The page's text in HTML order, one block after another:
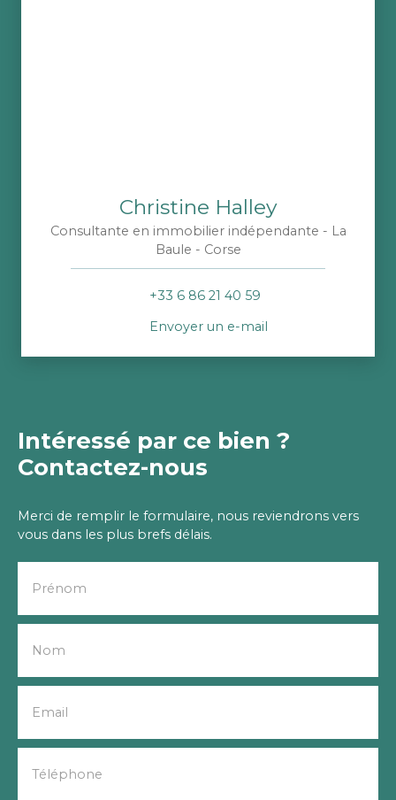
Christine Halley
Consultante en immobilier indépendante - La
Baule - Corse
+33 6 86 21 40 59
Envoyer un e-mail
Intéressé par ce bien ?
Contactez-nous
Merci de remplir le formulaire, nous reviendrons vers
vous dans les plus brefs délais.
Prénom
Nom
Email
Téléphone